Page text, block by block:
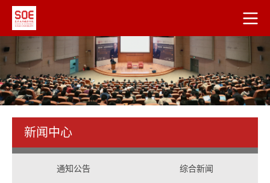
新闻中心
通知公告 综合新闻